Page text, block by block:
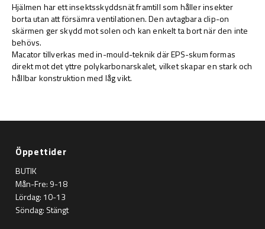
Hjälmen har ett insektsskyddsnät framtill som håller insekter
borta utan att försämra ventilationen. Den avtagbara clip-on
skärmen ger skydd mot solen och kan enkelt ta bort när den inte
behövs.
Macator tillverkas med in-mould-teknik där EPS-skum formas
direkt mot det yttre polykarbonarskalet, vilket skapar en stark och
hållbar konstruktion med låg vikt.
Öppettider
BUTIK
Mån-Fre: 9-18
Lördag: 10-13
Söndag: Stängt